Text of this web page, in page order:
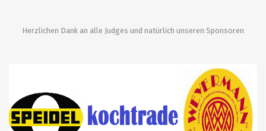
Herzlichen Dank an alle Judges und natürlich unseren Sponsoren